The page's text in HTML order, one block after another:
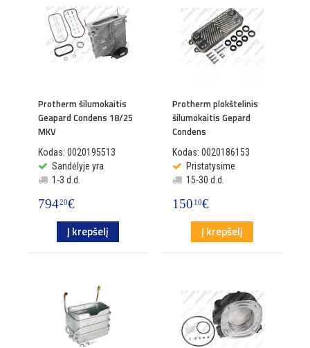
Protherm šilumokaitis
Geapard Condens 18/25
MKV
Kodas: 0020195513
Sandėlyje yra
1-3 d.d.
79420€
Į krepšelį
Protherm plokštelinis
šilumokaitis Gepard
Condens
Kodas: 0020186153
Pristatysime
15-30 d.d.
150 10€
Į krepšelį